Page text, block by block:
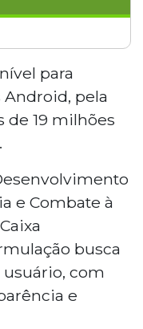
ganhou
desta
de
para os
A
Android,
e
as
27, quando
exclusivo
para
pela
de 19 milhões
e Combate à
busca
com
e